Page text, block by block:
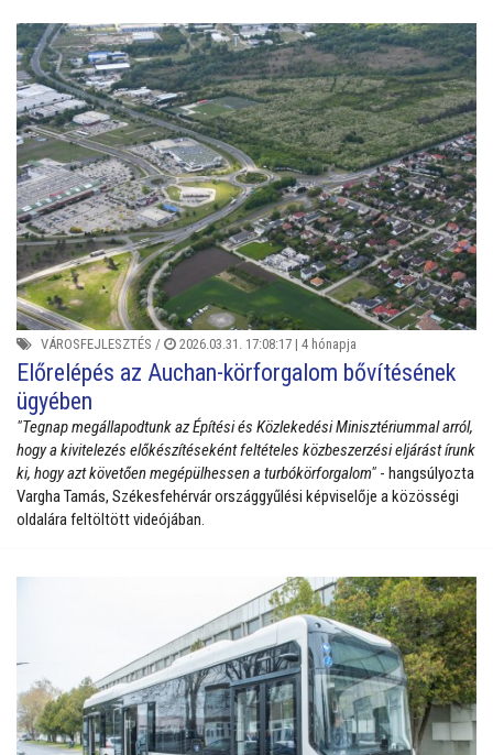
VÁROSFEJLESZTÉS / 2026.03.31. 17:08:17 | 4 hónapja
Előrelépés az Auchan-körforgalom bővítésének
ügyében
"Tegnap megállapodtunk az Építési és Közlekedési Minisztériummal arról,
hogy a kivitelezés előkészítéseként feltételes közbeszerzési eljárást írunk
ki, hogy azt követően megépülhessen a turbókörforgalom" - hangsúlyozta
Vargha Tamás, Székesfehérvár országgyűlési képviselője a közösségi
oldalára feltöltött videójában.